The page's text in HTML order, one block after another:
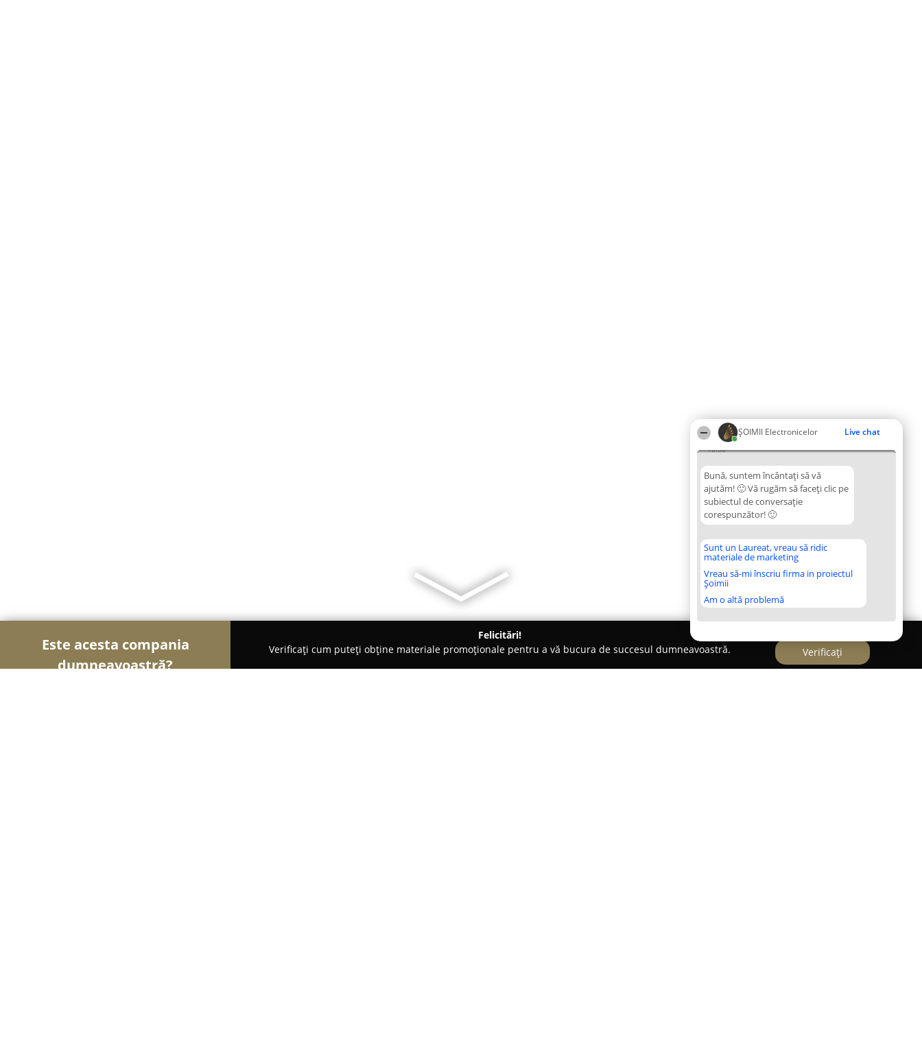
ȘOIMII Electronicelor Live chat
18:00
Bună, suntem încântați să vă
ajutăm! 🙂 Vă rugăm să faceți clic pe
subiectul de conversație
corespunzător! 🙂
Sunt un Laureat, vreau să ridic
materiale de marketing
Vreau să-mi înscriu firma in proiectul
Șoimii
Am o altă problemă
Este acesta compania
dumneavoastră?
Felicitări!
Verificați cum puteți obține materiale promoționale pentru a vă bucura de succesul dumneavoastră.
Verificați